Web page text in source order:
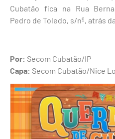
Cubatão fica na Rua
Pedro de Toledo, s/nº, atrás
Por: Secom Cubatão/IP
Capa: Secom Cubatão/Nice